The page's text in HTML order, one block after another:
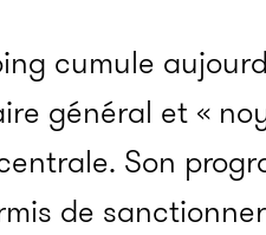
cumule
général et «
Son
de